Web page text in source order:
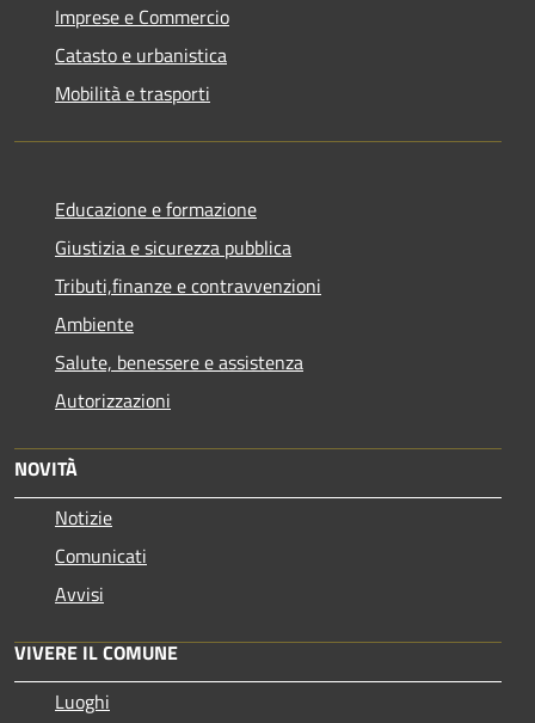
Imprese e Commercio
Catasto e urbanistica
Mobilità e trasporti
Educazione e formazione
Giustizia e sicurezza pubblica
Tributi,finanze e contravvenzioni
Ambiente
Salute, benessere e assistenza
Autorizzazioni
NOVITÀ
Notizie
Comunicati
Avvisi
VIVERE IL COMUNE
Luoghi